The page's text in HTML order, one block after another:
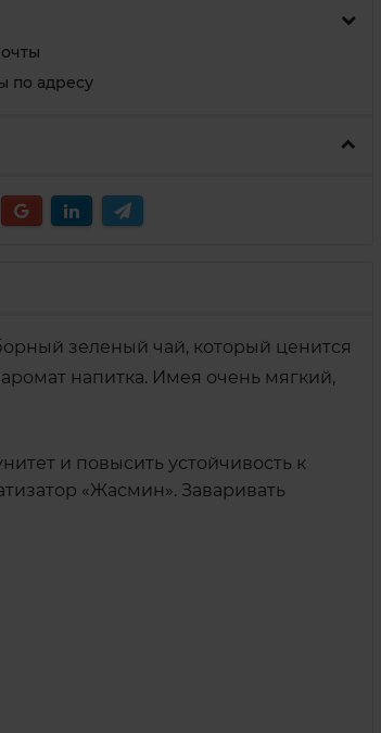
по адресу
зеленый чай, который ценится
напитка. Имея очень мягкий,
и повысить устойчивость к
«Жасмин». Заваривать